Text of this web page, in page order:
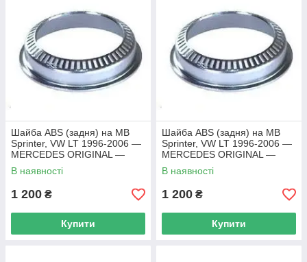
Шайба ABS (задня) на MB
Sprinter, VW LT 1996-2006 —
MERCEDES ORIGINAL —
9023570651
В наявності
1 200 ₴
Купити
Шайба ABS (задня) на MB
Sprinter, VW LT 1996-2006 —
MERCEDES ORIGINAL —
9023570651
В наявності
1 200 ₴
Купити